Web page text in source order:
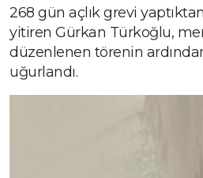
268 gün açlık grevi
yitiren Gürkan Türkoğlu,
düzenlenen törenin
uğurlandı.